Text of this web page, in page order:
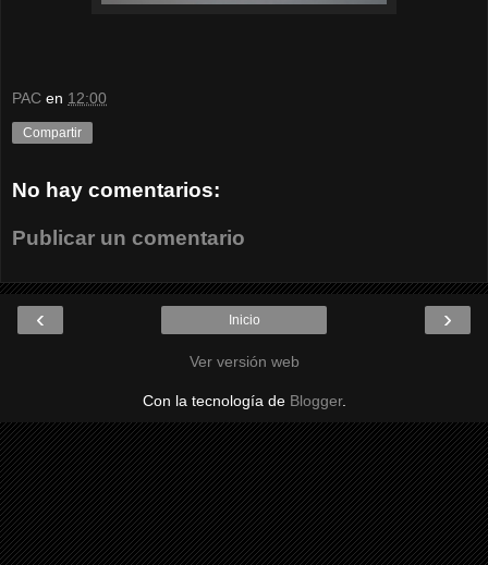
PAC en 12:00
Compartir
No hay comentarios:
Publicar un comentario
‹ ›
Inicio
Ver versión web
Con la tecnología de Blogger.